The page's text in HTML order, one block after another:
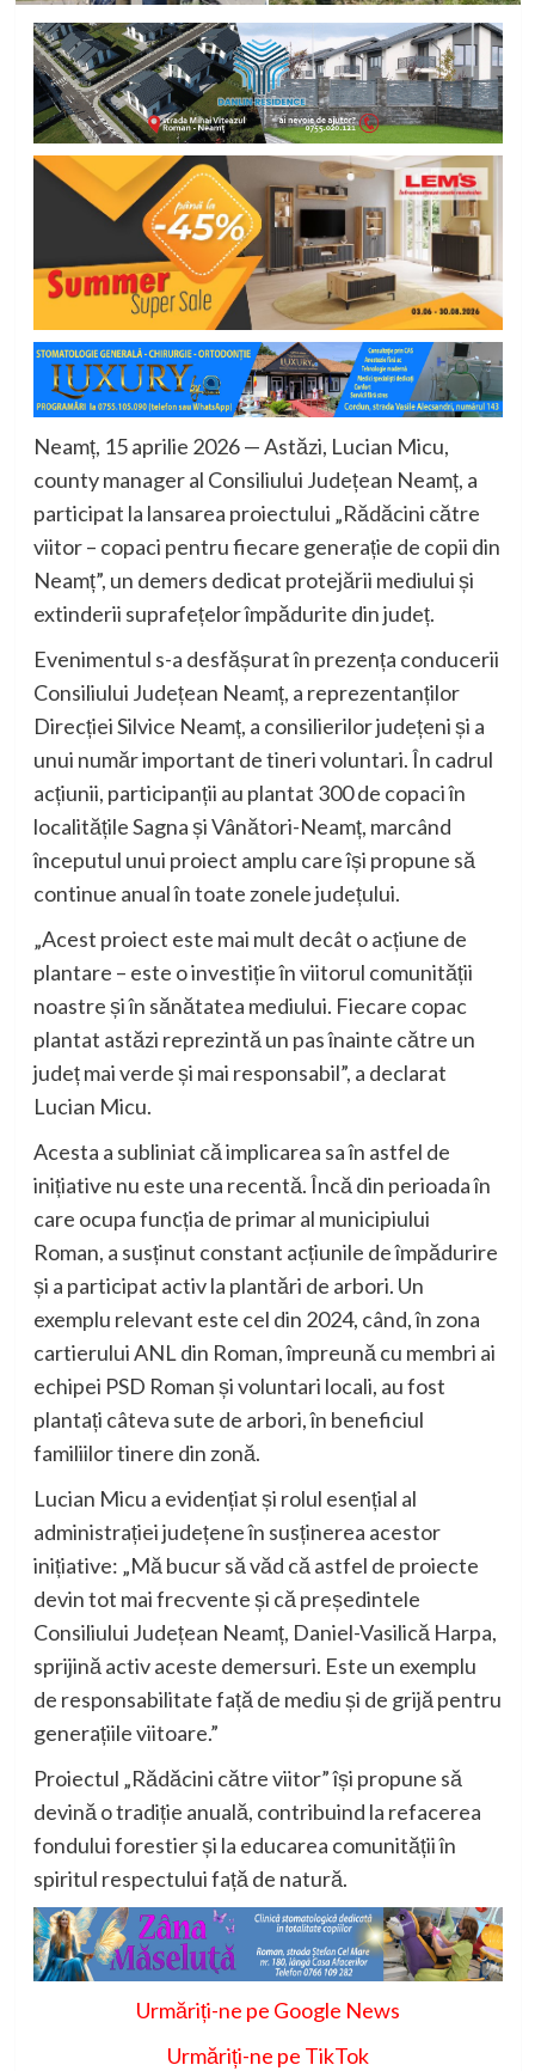
Neamț, 15 aprilie 2026 — Astăzi, Lucian Micu,
county manager al Consiliului Județean Neamț, a
participat la lansarea proiectului „Rădăcini către
viitor – copaci pentru fiecare generație de copii din
Neamț”, un demers dedicat protejării mediului și
extinderii suprafețelor împădurite din județ.
Evenimentul s-a desfășurat în prezența conducerii
Consiliului Județean Neamț, a reprezentanților
Direcției Silvice Neamț, a consilierilor județeni și a
unui număr important de tineri voluntari. În cadrul
acțiunii, participanții au plantat 300 de copaci în
localitățile Sagna și Vânători-Neamț, marcând
începutul unui proiect amplu care își propune să
continue anual în toate zonele județului.
„Acest proiect este mai mult decât o acțiune de
plantare – este o investiție în viitorul comunității
noastre și în sănătatea mediului. Fiecare copac
plantat astăzi reprezintă un pas înainte către un
județ mai verde și mai responsabil”, a declarat
Lucian Micu.
Acesta a subliniat că implicarea sa în astfel de
inițiative nu este una recentă. Încă din perioada în
care ocupa funcția de primar al municipiului
Roman, a susținut constant acțiunile de împădurire
și a participat activ la plantări de arbori. Un
exemplu relevant este cel din 2024, când, în zona
cartierului ANL din Roman, împreună cu membri ai
echipei PSD Roman și voluntari locali, au fost
plantați câteva sute de arbori, în beneficiul
familiilor tinere din zonă.
Lucian Micu a evidențiat și rolul esențial al
administrației județene în susținerea acestor
inițiative: „Mă bucur să văd că astfel de proiecte
devin tot mai frecvente și că președintele
Consiliului Județean Neamț, Daniel-Vasilică Harpa,
sprijină activ aceste demersuri. Este un exemplu
de responsabilitate față de mediu și de grijă pentru
generațiile viitoare.”
Proiectul „Rădăcini către viitor” își propune să
devină o tradiție anuală, contribuind la refacerea
fondului forestier și la educarea comunității în
spiritul respectului față de natură.
Urmăriți-ne pe Google News
Urmăriți-ne pe TikTok